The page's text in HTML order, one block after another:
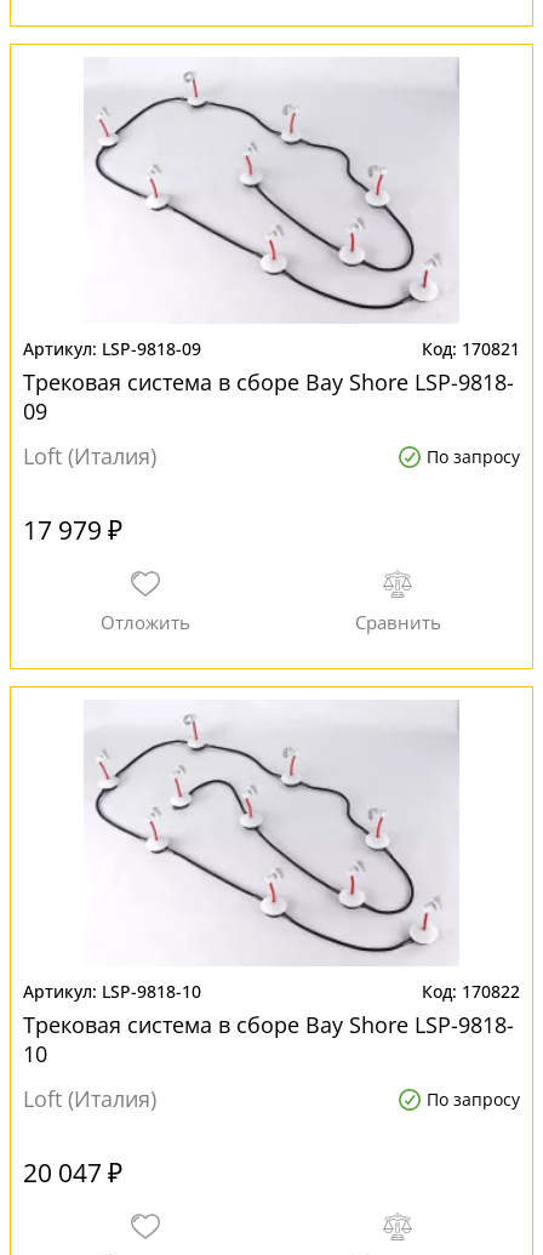
LSP-9818-09 170821
Трековая система в сборе Bay Shore LSP-9818-
09
Loft (Италия)
По запросу
17 979 ₽
LSP-9818-10 170822
Трековая система в сборе Bay Shore LSP-9818-
10
Loft (Италия)
По запросу
20 047 ₽